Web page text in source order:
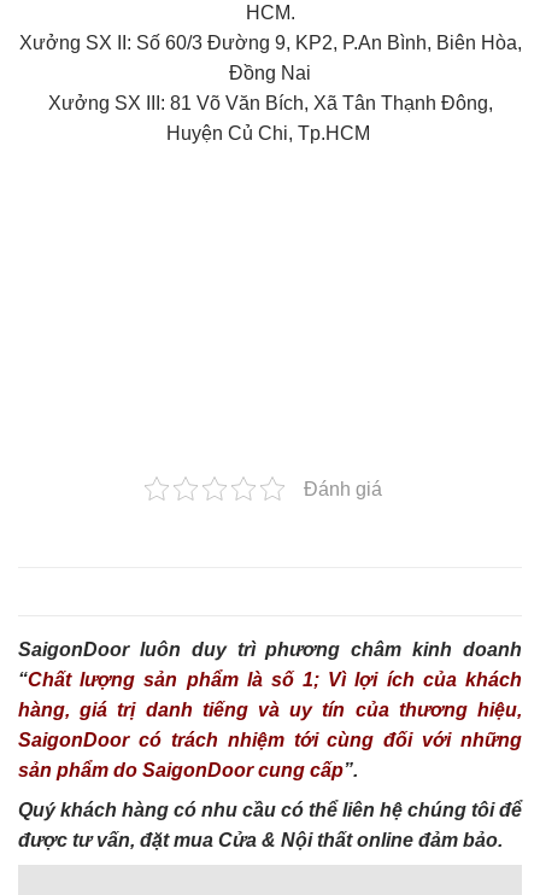
HCM.
Xưởng SX II: Số 60/3 Đường 9, KP2, P.An Bình, Biên Hòa,
Đồng Nai
Xưởng SX III: 81 Võ Văn Bích, Xã Tân Thạnh Đông,
Huyện Củ Chi, Tp.HCM
Đánh giá
SaigonDoor luôn duy trì phương châm kinh doanh
“Chất lượng sản phẩm là số 1; Vì lợi ích của khách
hàng, giá trị danh tiếng và uy tín của thương hiệu,
SaigonDoor có trách nhiệm tới cùng đối với những
sản phẩm do SaigonDoor cung cấp”.
Quý khách hàng có nhu cầu có thể liên hệ chúng tôi để
được tư vấn, đặt mua Cửa & Nội thất online đảm bảo.